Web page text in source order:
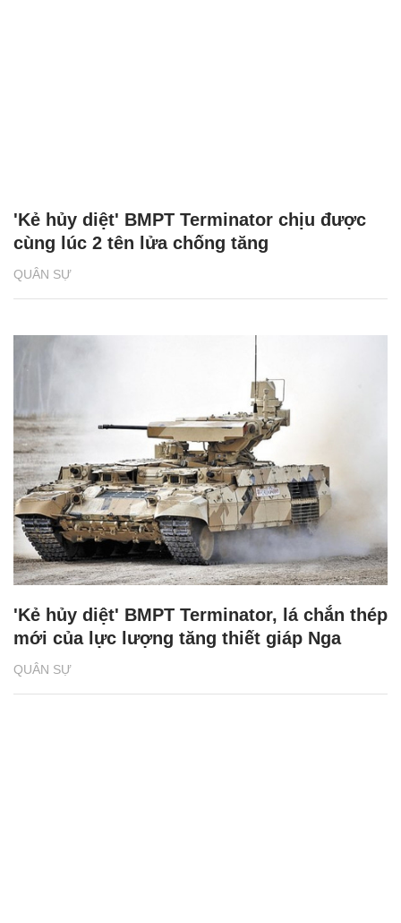
QUÂN SỰ
'Kẻ hủy diệt' BMPT Terminator chịu được
cùng lúc 2 tên lửa chống tăng
QUÂN SỰ
'Kẻ hủy diệt' BMPT Terminator, lá chắn thép
mới của lực lượng tăng thiết giáp Nga